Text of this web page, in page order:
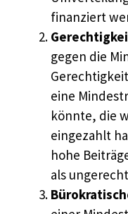
finanziert
gegen die
eine
könnte, die
eingezahlt
hohe
als